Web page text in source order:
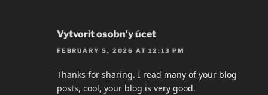
Vytvorit osobn'y úcet
FEBRUARY 5, 2026 AT 12:13 PM
Thanks for sharing. I read many of your blog
posts, cool, your blog is very good.